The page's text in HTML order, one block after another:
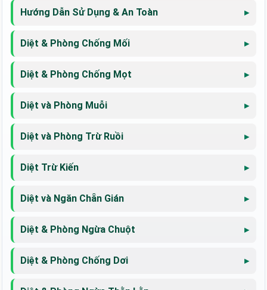
Hướng Dẫn Sử Dụng & An Toàn
Diệt & Phòng Chống Mối
Diệt & Phòng Chống Mọt
Diệt và Phòng Muỗi
Diệt và Phòng Trừ Ruồi
Diệt Trừ Kiến
Diệt và Ngăn Chẵn Gián
Diệt & Phòng Ngừa Chuột
Diệt & Phòng Chống Dơi